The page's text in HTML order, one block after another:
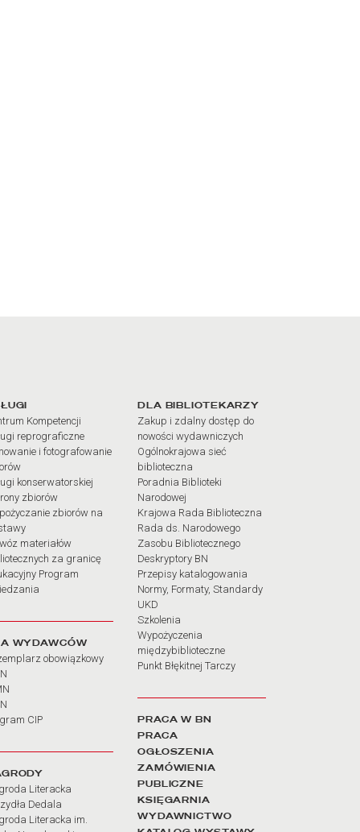
Kompetencji
reprograficzne
i fotografowanie
konserwatorskiej
zbiorów
zbiorów na
materiałów
za granicę
Program
WYDAWCÓW
obowiązkowy
CIP
Literacka
Dedala
Literacka im.
DLA BIBLIOTEKARZY
Zakup i zdalny dostęp do
nowości wydawniczych
Ogólnokrajowa sieć
biblioteczna
Poradnia Biblioteki
Narodowej
Krajowa Rada Biblioteczna
Rada ds. Narodowego
Zasobu Bibliotecznego
Deskryptory BN
Przepisy katalogowania
Normy, Formaty, Standardy
UKD
Szkolenia
Wypożyczenia
międzybiblioteczne
Punkt Błękitnej Tarczy
PRACA W BN
PRACA
OGŁOSZENIA
ZAMÓWIENIA
PUBLICZNE
KSIĘGARNIA
WYDAWNICTWO